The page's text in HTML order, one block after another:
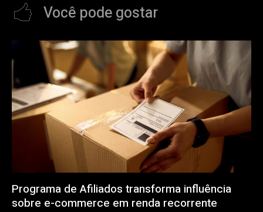
Você pode gostar
Programa de Afiliados transforma influência
sobre e-commerce em renda recorrente